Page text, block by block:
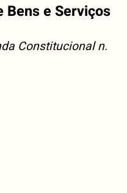
Bens e Serviços
Constitucional n.